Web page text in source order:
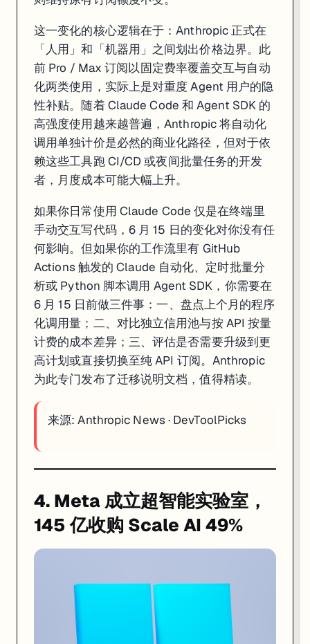
这一变化的核心逻辑在于：Anthropic 正式在
「人用」和「机器用」之间划出价格边界。此
前 Pro / Max 订阅以固定费率覆盖交互与自动
化两类使用，实际上是对重度 Agent 用户的隐
性补贴。随着 Claude Code 和 Agent SDK 的
高强度使用越来越普遍，Anthropic 将自动化
调用单独计价是必然的商业化路径，但对于依
赖这些工具跑 CI/CD 或夜间批量任务的开发
者，月度成本可能大幅上升。
如果你日常使用 Claude Code 仅是在终端里
手动交互写代码，6 月 15 日的变化对你没有任
何影响。但如果你的工作流里有 GitHub
Actions 触发的 Claude 自动化、定时批量分
析或 Python 脚本调用 Agent SDK，你需要在
6 月 15 日前做三件事：一、盘点上个月的程序
化调用量；二、对比独立信用池与按 API 按量
计费的成本差异；三、评估是否需要升级到更
高计划或直接切换至纯 API 订阅。Anthropic
为此专门发布了迁移说明文档，值得精读。
来源:Anthropic News · DevToolPicks
4. Meta 成立超智能实验室，
145 亿收购 Scale AI 49%